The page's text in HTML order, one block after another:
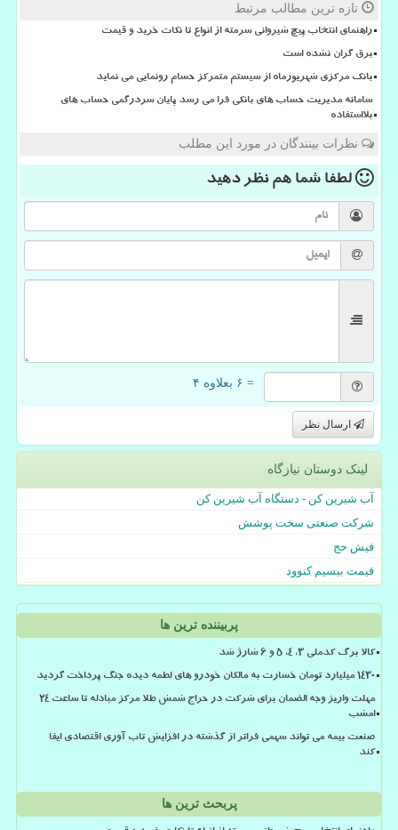
تازه ترین مطالب مرتبط
راهنمای انتخاب پیچ شیروانی سرمته از انواع تا نکات خرید و قیمت
برق گران نشده است
بانک مرکزی شهریورماه از سیستم متمرکز حسام رونمایی می نماید
سامانه مدیریت حساب های بانکی فرا می رسد پایان سردرگمی حساب های
بلااستفاده
نظرات بینندگان در مورد این مطلب
لطفا شما همنظر دهید
= ۶ بعلاوه ۴
ارسال نظر
لینک دوستان نیازگاه
آب شیرین کن - دستگاه آب شیرین کن
شرکت صنعتی سخت پوشش
فیش حج
قیمت بیسیم کنوود
پربیننده ترین ها
کالا برگ کدملی 3، 4، 5 و 6 شارژ شد
۱۴۳۰ میلیارد تومان خسارت به مالکان خودرو های لطمه دیده جنگ پرداخت گردید
مهلت واریز وجه الضمان برای شرکت در حراج شمش طلا مرکز مبادله تا ساعت ۲۴
امشب
صنعت بیمه می تواند سهمی فراتر از گذشته در افزایش تاب آوری اقتصادی ایفا
کند
پربحث ترین ها